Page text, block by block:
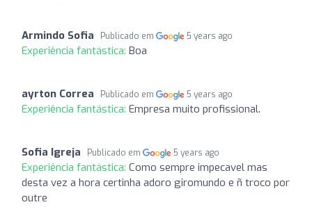
Armindo Sofia Publicado em 5 years ago
Experiência fantástica: Boa
ayrton Correa Publicado em 5 years ago
Experiência fantástica: Empresa muito profissional.
Sofia Igreja Publicado em 5 years ago
Experiência fantástica: Como sempre impecavel mas
desta vez a hora certinha adoro giromundo e ñ troco por
outre